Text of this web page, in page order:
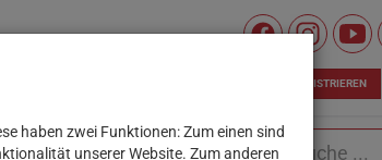
Wiener
Bildungsserver
Facebook
JETZT REGISTRIEREN
Suchbegriff
haben zwei Funktionen: Zum einen sind
unserer Website. Zum anderen